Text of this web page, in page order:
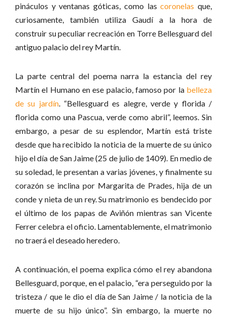
pináculos y ventanas góticas, como lascoronelas que,
curiosamente, también utiliza Gaudí a la hora de
construir su peculiar recreación en Torre Bellesguard del
antiguo palacio del rey Martín.
La parte central del poema narra la estancia del rey
Martín el Humano en ese palacio, famoso por la belleza
de su jardín. “Bellesguard es alegre, verde y florida /
florida como una Pascua, verde como abril”, leemos. Sin
embargo, a pesar de su esplendor, Martín está triste
desde que ha recibido la noticia de la muerte de su único
hijo el día de San Jaime (25 de julio de 1409). En medio de
su soledad, le presentan a varias jóvenes, y finalmente su
corazón se inclina por Margarita de Prades, hija de un
conde y nieta de un rey. Su matrimonio es bendecido por
el último de los papas de Aviñón mientras san Vicente
Ferrer celebra el oficio. Lamentablemente, el matrimonio
no traerá el deseado heredero.
A continuación, el poema explica cómo el rey abandona
Bellesguard, porque, en el palacio, “era perseguido por la
tristeza / que le dio el día de San Jaime / la noticia de la
muerte de su hijo único”. Sin embargo, la muerte no